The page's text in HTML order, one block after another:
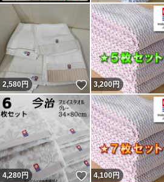
2,580円 いいね！
3,200円
4,280円 いいね！
4,100円